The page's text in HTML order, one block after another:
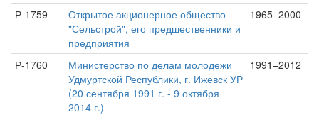
Р-1759
Открытое акционерное общество
"Сельстрой", его предшественники и
предприятия
1965–2000
Р-1760
Министерство по делам молодежи
Удмуртской Республики, г. Ижевск УР
(20 сентября 1991 г. - 9 октября
2014 г.)
1991–2012